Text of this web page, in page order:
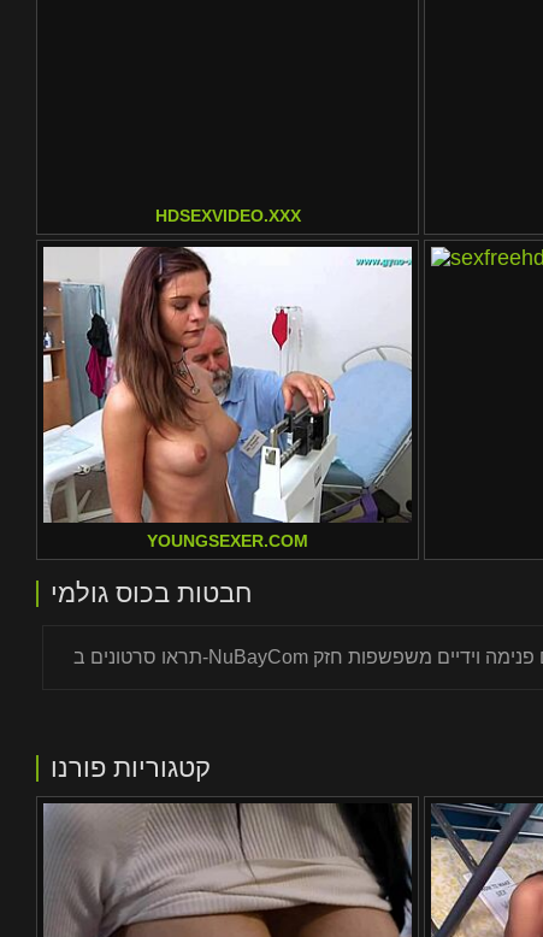
HDSEXVIDEO.XXX
YOUNGSEXER.COM
חבטות בכוס גולמי
קטגוריות פורנו